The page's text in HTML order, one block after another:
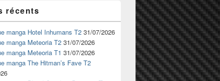
récents
manga Hotel Inhumans T2 31/07/2026
manga Meteoria T2 31/07/2026
manga Meteoria T1 31/07/2026
manga The Hitman’s Fave T2